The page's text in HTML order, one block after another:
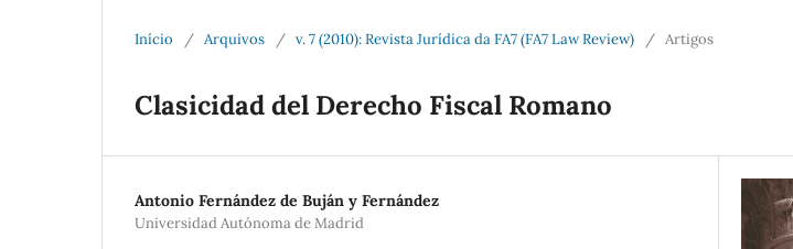
Início / Arquivos / v. 7 (2010): Revista Jurídica da FA7 (FA7 Law Review) / Artigos
Clasicidad del Derecho Fiscal Romano
Antonio Fernández de Buján y Fernández
Universidad Autónoma de Madrid